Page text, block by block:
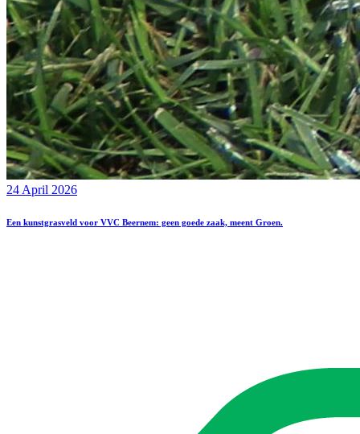
24 April 2026
Een kunstgrasveld voor VVC Beernem: geen goede zaak, meent Groen.